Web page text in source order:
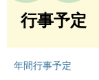
行事予定
年間行事予定